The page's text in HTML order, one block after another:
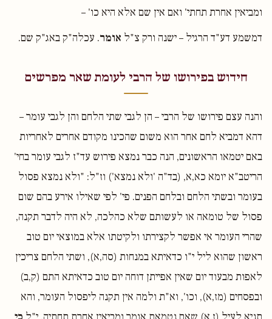
ומביאין אחרת תחתי' ואם אין שם אלא היא כו' –
דמשמע דע"ד הרגיל – ישנה ורק צ"ל אומר. עכלה"ק באג"ק שם.
חידוש בפירושו של הרבי לעומת שאר מפרשים
והנה עצם פירושו של הרבי – הן לגבי שתי הלחם והן לגבי עומר –
דהא דמביא לחם אחר הוא משום שהכינו מקודם אחרים לאחריות
באם יטמאו הראשונים, הנה כבר נמצא פירוש עד"ז לגבי עומר בחי'
הריטב"א יומא כא,א, (בד"ה 'ולא נמצא') וז"ל: "ולא נמצא פסול
בעומר ובשתי הלחם ובלחם הפנים. פי' לפי שאילו אירע בהם שום
פסול של טומאה או לעשותם שלא כהלכה, לא היה לדבר תקנה,
שהרי העומר אי אפשר לקצירתו ולקיטתו אלא במוצאי יום טוב
ראשון שהוא ליל י"ו כדאיתא במנחות (סה,א), ושתי הלחם צריכין
לאפות מבעוד יום שאין אפייתן דוחה יום טוב כדאיתא התם (ק,ב)
ובפסחים (מז,א), וכו', וא"ת ולמה אין תקנה ליפסול העומר, והא